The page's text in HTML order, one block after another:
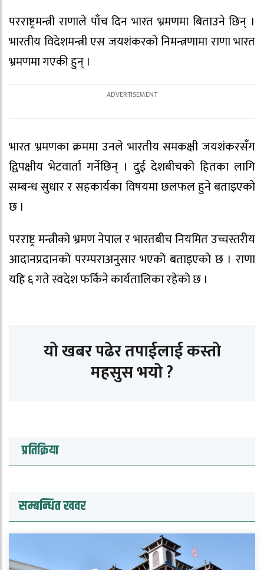
परराष्ट्रमन्त्री राणाले पाँच दिन भारत भ्रमणमा बिताउने छिन् ।
भारतीय विदेशमन्त्री एस जयशंकरको निमन्त्रणामा राणा भारत
भ्रमणमा गएकी हुन् ।
भारत भ्रमणका क्रममा उनले भारतीय समकक्षी जयशंकरसँग
द्विपक्षीय भेटवार्ता गर्नेछिन् । दुई देशबीचको हितका लागि
सम्बन्ध सुधार र सहकार्यका विषयमा छलफल हुने बताइएको
छ ।
परराष्ट्र मन्त्रीको भ्रमण नेपाल र भारतबीच नियमित उच्चस्तरीय
आदानप्रदानको परम्पराअनुसार भएको बताइएको छ । राणा
यहि ६ गते स्वदेश फर्किने कार्यतालिका रहेको छ ।
यो खबर पढेर तपाईलाई कस्तो
महसुस भयो ?
प्रतिक्रिया
सम्बन्धित खवर